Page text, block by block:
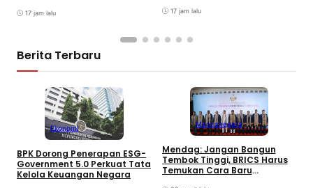
17 jam lalu 17 jam lalu
Berita Terbaru
Ekonomi
BPK Dorong Penerapan ESG-
Government 5.0 Perkuat Tata
Kelola Keuangan Negara
Mancanegara
Mendag: Jangan Bangun
Tembok Tinggi, BRICS Harus
Temukan Cara Baru